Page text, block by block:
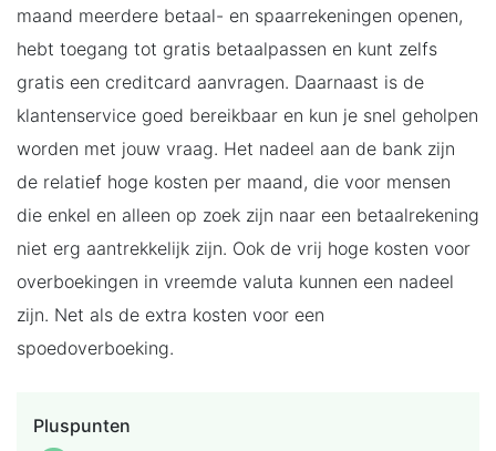
maand meerdere betaal- en spaarrekeningen openen,
hebt toegang tot gratis betaalpassen en kunt zelfs
gratis een creditcard aanvragen. Daarnaast is de
klantenservice goed bereikbaar en kun je snel geholpen
worden met jouw vraag. Het nadeel aan de bank zijn
de relatief hoge kosten per maand, die voor mensen
die enkel en alleen op zoek zijn naar een betaalrekening
niet erg aantrekkelijk zijn. Ook de vrij hoge kosten voor
overboekingen in vreemde valuta kunnen een nadeel
zijn. Net als de extra kosten voor een
spoedoverboeking.
Pluspunten